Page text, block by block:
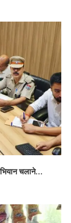
चलाने...